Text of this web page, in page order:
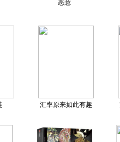
恶意
汇率原来如此有趣